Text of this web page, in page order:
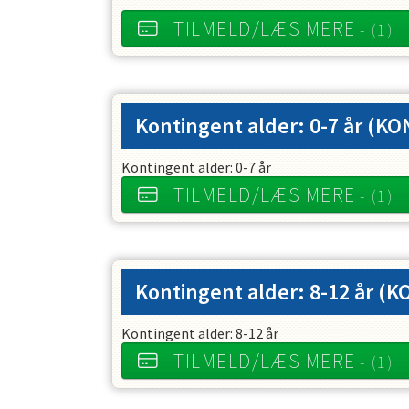
TILMELD/LÆS MERE - (1)
Kontingent alder: 0-7 år
Kontingent alder: 0-7 år
TILMELD/LÆS MERE - (1)
Kontingent alder: 8-12 år
Kontingent alder: 8-12 år
TILMELD/LÆS MERE - (1)